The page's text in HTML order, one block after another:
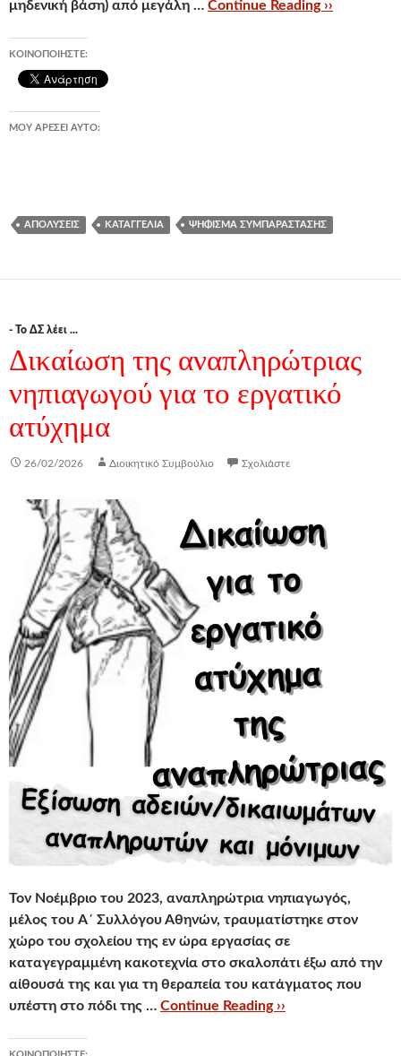
μηδενική βάση) από μεγάλη … Continue Reading ››
ΚΟΙΝΟΠΟΙΉΣΤΕ:
ΜΟΥ ΑΡΈΣΕΙ ΑΥΤΌ:
ΑΠΟΛΎΣΕΙΣ ΚΑΤΑΓΓΕΛΊΑ ΨΉΦΙΣΜΑ ΣΥΜΠΑΡΆΣΤΑΣΗΣ
- Το ΔΣ λέει ...
Δικαίωση της αναπληρώτριας
νηπιαγωγού για το εργατικό
ατύχημα
26/02/2026 Διοικητικό Συμβούλιο Σχολιάστε
Τον Νοέμβριο του 2023, αναπληρώτρια νηπιαγωγός,
μέλος του A΄ Συλλόγου Αθηνών, τραυματίστηκε στον
χώρο του σχολείου της εν ώρα εργασίας σε
καταγεγραμμένη κακοτεχνία στο σκαλοπάτι έξω από την
αίθουσά της και για τη θεραπεία του κατάγματος που
υπέστη στο πόδι της … Continue Reading ››